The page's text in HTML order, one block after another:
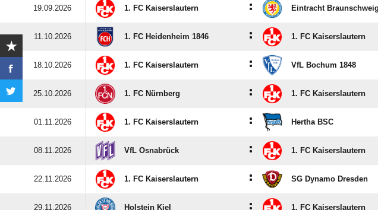
19.09.2026 1. FC Kaiserslautern : Eintracht Braunschweig
11.10.2026 1. FC Heidenheim 1846 : 1. FC Kaiserslautern
18.10.2026 1. FC Kaiserslautern : VfL Bochum 1848
25.10.2026 1. FC Nürnberg : 1. FC Kaiserslautern
01.11.2026 1. FC Kaiserslautern : Hertha BSC
08.11.2026 VfL Osnabrück : 1. FC Kaiserslautern
22.11.2026 1. FC Kaiserslautern : SG Dynamo Dresden
29.11.2026 Holstein Kiel : 1. FC Kaiserslautern